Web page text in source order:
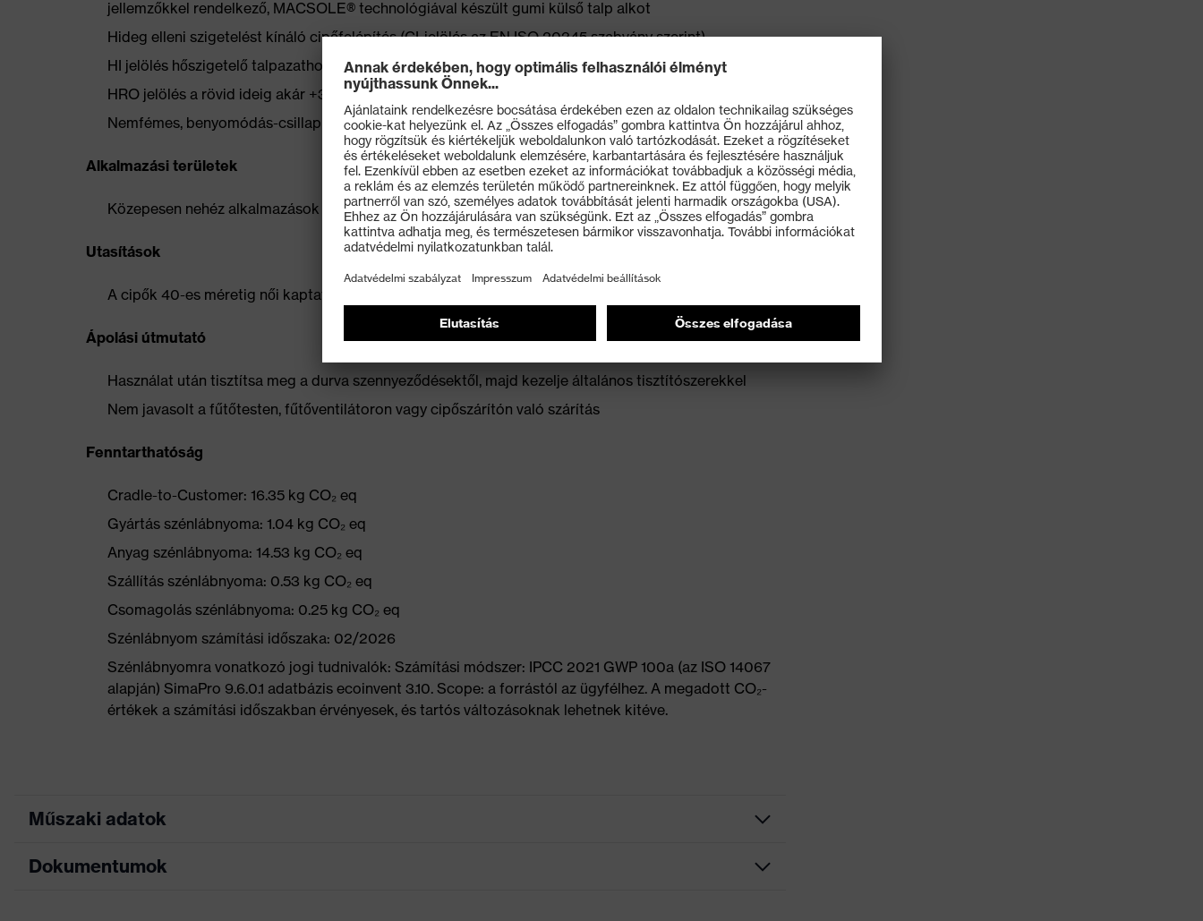
jellemzőkkel rendelkező, MACSOLE® technológiával készült gumi külső talp alkot
Hideg elleni szigetelést kínáló cipőfelépítés (CI-jelölés az EN ISO 20345 szabvány szerint)
HI jelölés hőszigetelő talpazathoz (szabvány szerint tesztelve +150 °C-on)
HRO jelölés a rövid ideig akár +300 °C-ig hőálló talpazathoz
Nemfémes, benyomódás-csillapító betét, amely nem befolyásolja a cipő rugalmasságát
Alkalmazási területek
Közepesen nehéz alkalmazások
Utasítások
A cipők 40-es méretig női kaptafán készülnek
Ápolási útmutató
Használat után tisztítsa meg a durva szennyeződésektől, majd kezelje általános tisztítószerekkel
Nem javasolt a fűtőtesten, fűtőventilátoron vagy cipőszárítón való szárítás
Fenntarthatóság
Cradle-to-Customer: 16.35 kg CO₂ eq
Gyártás szénlábnyoma: 1.04 kg CO₂ eq
Anyag szénlábnyoma: 14.53 kg CO₂ eq
Szállítás szénlábnyoma: 0.53 kg CO₂ eq
Csomagolás szénlábnyoma: 0.25 kg CO₂ eq
Szénlábnyom számítási időszaka: 02/2026
Szénlábnyomra vonatkozó jogi tudnivalók: Számítási módszer: IPCC 2021 GWP 100a (az ISO 14067
alapján) SimaPro 9.6.0.1 adatbázis ecoinvent 3.10. Scope: a forrástól az ügyfélhez. A megadott CO₂-
értékek a számítási időszakban érvényesek, és tartós változásoknak lehetnek kitéve.
Műszaki adatok
Keresőszín (szűrő)
Dokumentumok